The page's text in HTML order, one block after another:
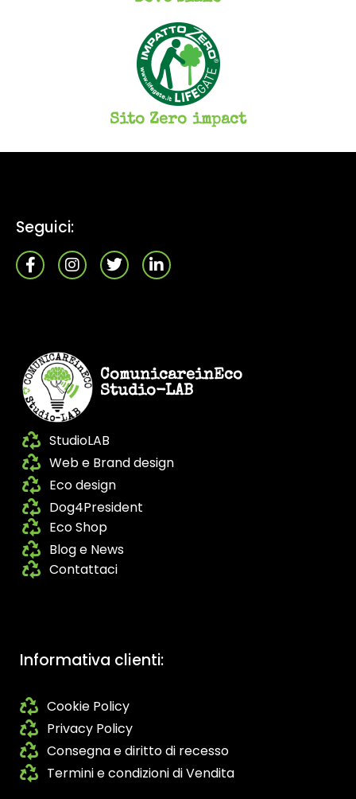
Sito Zero impact
Seguici:
ComunicareinEco
Studio-LAB
StudioLAB
Web e Brand design
Eco design
Dog4President
Eco Shop
Blog e News
Contattaci
Informativa clienti:
Cookie Policy
Privacy Policy
Consegna e diritto di recesso
Termini e condizioni di Vendita